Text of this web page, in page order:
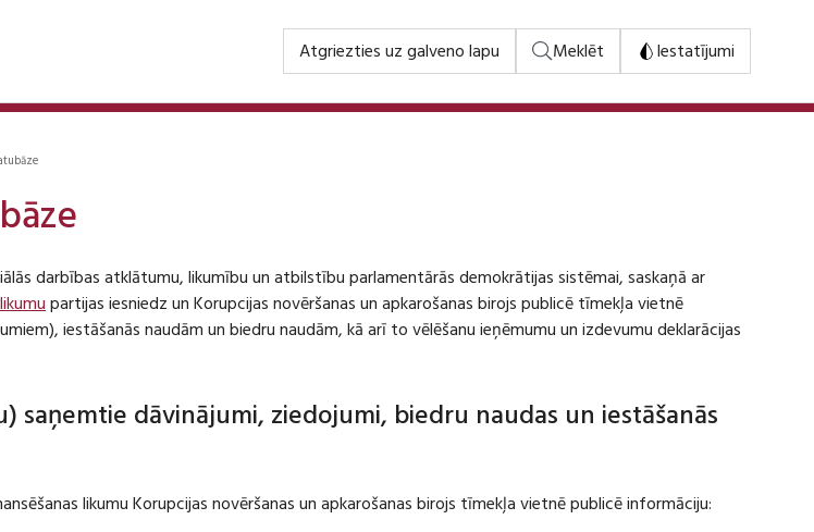
Atgriezties uz galveno lapu Meklēt Iestatījumi
darbības atklātumu, likumību un atbilstību parlamentārās demokrātijas sistēmai, saskaņā ar
partijas iesniedz un Korupcijas novēršanas un apkarošanas birojs publicē tīmekļa vietnē
iestāšanās naudām un biedru naudām, kā arī to vēlēšanu ieņēmumu un izdevumu deklarācijas
saņemtie dāvinājumi, ziedojumi, biedru naudas un iestāšanās
likumu Korupcijas novēršanas un apkarošanas birojs tīmekļa vietnē publicē informāciju: